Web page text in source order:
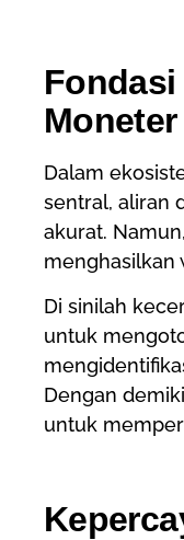
Moneter
Dalam
sentral, aliran
akurat.
menghasilkan
Di sinilah
untuk
Dengan
untuk